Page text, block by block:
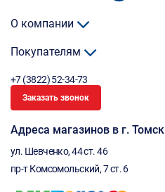
О компании
Покупателям
+7 (3822) 52-34-73
Заказать звонок
Адреса магазинов в г. Томск
ул. Шевченко, 44 ст. 46
пр-т Комсомольский, 7 ст. 6